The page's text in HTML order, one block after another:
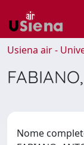
Usiena air -
Nome